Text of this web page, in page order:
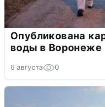
Опубликована
воды в Воронеже
6 августа 0